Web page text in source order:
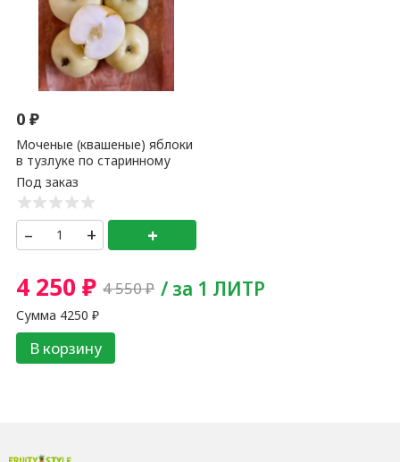
0₽
Моченые (квашеные) яблоки
в тузлуке по старинному
рецепту 1 кг
– + +
4 250₽ 4 550₽ / за 1 ЛИТР
Сумма 4250 ₽
В корзину